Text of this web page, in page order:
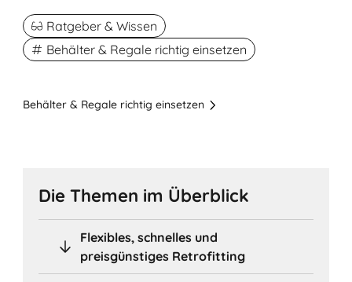
Ratgeber & Wissen
Behälter & Regale richtig einsetzen
Behälter & Regale richtig einsetzen
Die Themen im Überblick
Flexibles, schnelles und
preisgünstiges Retrofitting